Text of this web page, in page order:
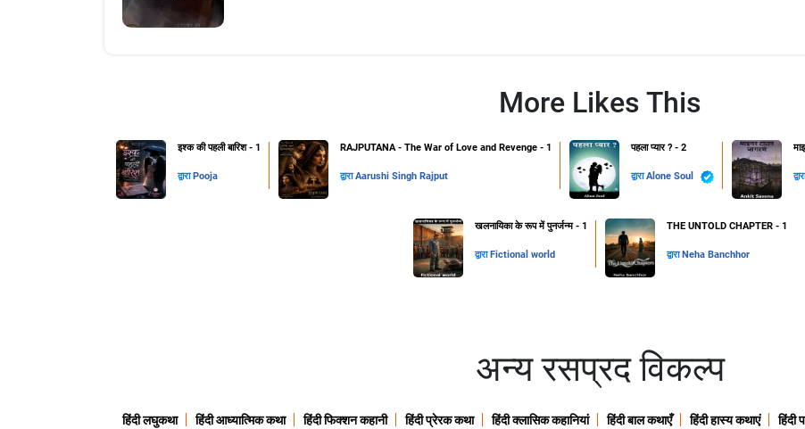
More Likes This
इश्क की पहली बारिश - 1
द्वारा Pooja
RAJPUTANA - The War of Love and Revenge - 1
द्वाराAarushi Singh Rajput
पहला प्यार ? - 2
द्वाराAlone Soul
खलनायिका के रूप में पुनर्जन्म - 1
द्वारा Fictional world
THE UNTOLD CHAPTER - 1
द्वारा Neha Banchhor
अन्य रसप्रद विकल्प
हिंदी लघुकथा हिंदी आध्यात्मिक कथा हिंदी फिक्शन कहानी हिंदी प्रेरक कथा हिंदी क्लासिक कहानियां हिंदी बाल कथाएँ हिंदी हास्य कथाएं हिंदी